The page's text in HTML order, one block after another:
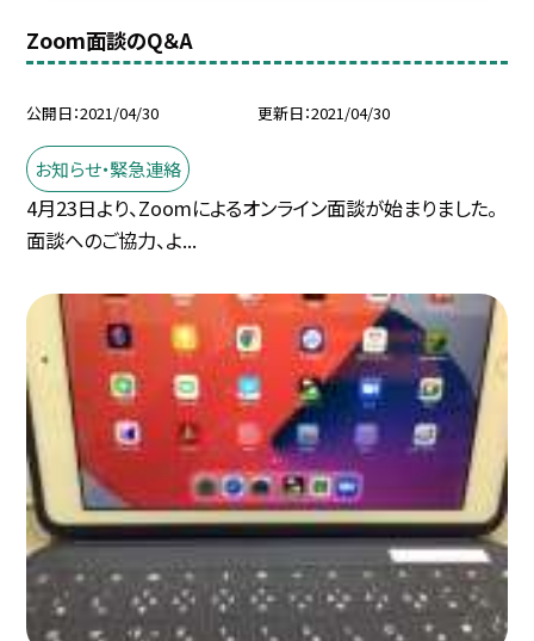
Zoom面談のQ＆A
公開日 2021/04/30 更新日 2021/04/30
お知らせ・緊急連絡
4月23日より、Zoomによるオンライン面談が始まりました。
面談へのご協力、よ...